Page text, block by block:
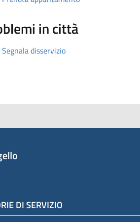
in città
Segnala disservizio
DI SERVIZIO